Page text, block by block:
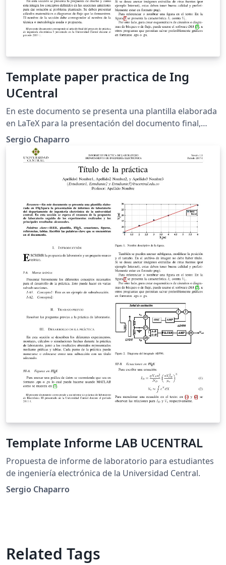
Template paper practica de Ing
UCentral
En este documento se presenta una plantilla elaborada
en LaTeX para la presentación del documento final,
como producto del desarrollo de la asignatura práctica
de ingeniería electrónica.
Sergio Chaparro
Template Informe LAB UCENTRAL
Propuesta de informe de laboratorio para estudiantes
de ingeniería electrónica de la Universidad Central.
Sergio Chaparro
Related Tags